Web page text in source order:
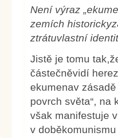
Není výraz
zemích
ztrátuvlastní
Jistě je tomu
částečněvidí
ekumenav
povrch světa“, na
však manifestuje
v